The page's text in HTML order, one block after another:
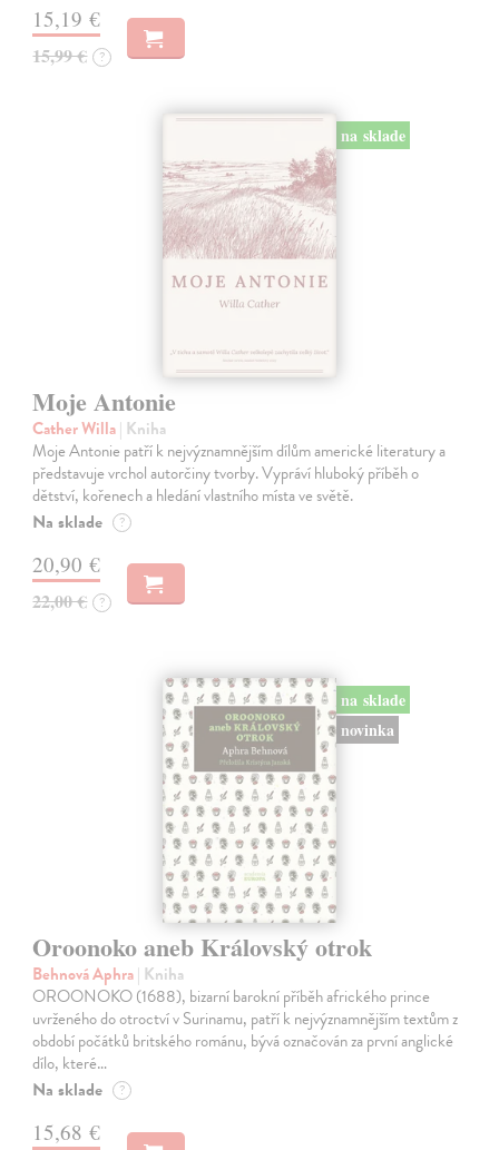
15,19 €
15,99 € ?
na sklade
Moje Antonie
Cather Willa| Kniha
Moje Antonie patří k nejvýznamnějším dílům americké literatury a
představuje vrchol autorčiny tvorby. Vypráví hluboký příběh o
dětství, kořenech a hledání vlastního místa ve světě.
Na sklade ?
20,90 €
22,00 € ?
na sklade
novinka
Oroonoko aneb Královský otrok
Behnová Aphra| Kniha
OROONOKO (1688), bizarní barokní příběh afrického prince
uvrženého do otroctví v Surinamu, patří k nejvýznamnějším textům z
období počátků britského románu, bývá označován za první anglické
dílo, které…
Na sklade ?
15,68 €